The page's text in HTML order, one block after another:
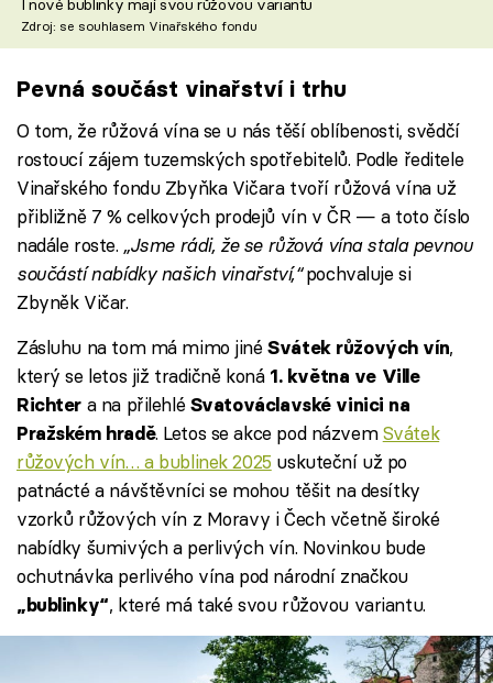
I nové bublinky mají svou růžovou variantu
Zdroj: se souhlasem Vinařského fondu
Pevná součást vinařství i trhu
O tom, že růžová vína se u nás těší oblíbenosti, svědčí
rostoucí zájem tuzemských spotřebitelů. Podle ředitele
Vinařského fondu Zbyňka Vičara tvoří růžová vína už
přibližně 7 % celkových prodejů vín v ČR — a toto číslo
nadále roste. „Jsme rádi, že se růžová vína stala pevnou
součástí nabídky našich vinařství,“pochvaluje si
Zbyněk Vičar.
Zásluhu na tom má mimo jinéSvátek růžových vín,
který se letos již tradičně koná 1. května ve Ville
Richter a na přilehlé Svatováclavské vinici na
Pražském hradě. Letos se akce pod názvemSvátek
růžových vín… a bublinek 2025 uskuteční už po
patnácté a návštěvníci se mohou těšit na desítky
vzorků růžových vín z Moravy i Čech včetně široké
nabídky šumivých a perlivých vín. Novinkou bude
ochutnávka perlivého vína pod národní značkou
„bublinky“, které má také svou růžovou variantu.